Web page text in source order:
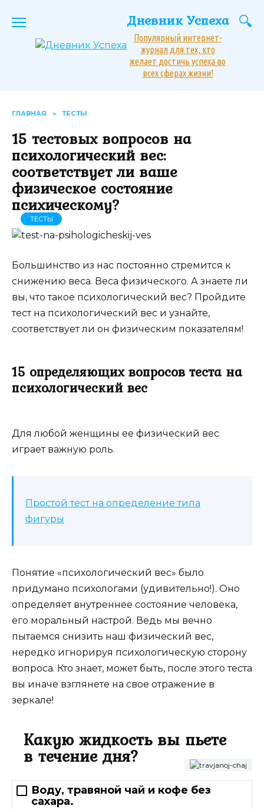
Дневник Успеха
Популярный интернет-
журнал для тех, кто
желает достичь успеха во
всех сферах жизни!
ГЛАВНАЯ » ТЕСТЫ
15 тестовых вопросов на
психологический вес:
соответствует ли ваше
физическое состояние
психическому?
ТЕСТЫ
Большинство из нас постоянно стремится к
снижению веса. Веса физического. А знаете ли
вы, что такое психологический вес? Пройдите
тест на психологический вес и узнайте,
соответствует ли он физическим показателям!
15 определяющих вопросов теста на
психологический вес
Для любой женщины ее физический вес
играет важную роль.
Простой тест на определение типа
фигуры
Понятие «психологический вес» было
придумано психологами (удивительно!). Оно
определяет внутреннее состояние человека,
его моральный настрой. Ведь мы вечно
пытаемся снизить наш физический вес,
нередко игнорируя психологическую сторону
вопроса. Кто знает, может быть, после этого теста
вы иначе взглянете на свое отражение в
зеркале!
Какую жидкость вы пьете
в течение дня?
Воду, травяной чай и кофе без
сахара.